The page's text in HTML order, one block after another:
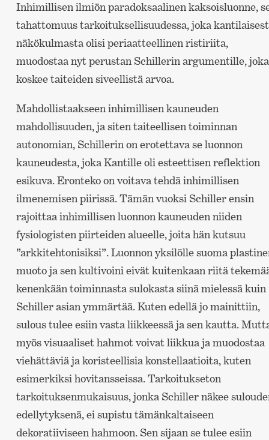
Inhimillisen ilmiön paradoksaalinen kaksoisluonne,
tahattomuus tarkoituksellisuudessa, joka
näkökulmasta olisi periaatteellinen ristiriita,
muodostaa nyt perustan Schillerin argumentille, joka
koskee taiteiden siveellistä arvoa.
Mahdollistaakseen inhimillisen kauneuden
mahdollisuuden, ja siten taiteellisen toiminnan
autonomian, Schillerin on erotettava se luonnon
kauneudesta, joka Kantille oli esteettisen reflektion
esikuva. Eronteko on voitava tehdä inhimillisen
ilmenemisen piirissä. Tämän vuoksi Schiller ensin
rajoittaa inhimillisen luonnon kauneuden niiden
fysiologisten piirteiden alueelle, joita hän kutsuu
”arkkitehtonisiksi”. Luonnon yksilölle suoma
muoto ja sen kultivoini eivät kuitenkaan riitä
kenenkään toiminnasta sulokasta siinä mielessä kuin
Schiller asian ymmärtää. Kuten edellä jo mainittiin,
sulous tulee esiin vasta liikkeessä ja sen kautta.
myös visuaaliset hahmot voivat liikkua ja muodostaa
viehättäviä ja koristeellisia konstellaatioita, kuten
esimerkiksi hovitansseissa. Tarkoitukseton
tarkoituksenmukaisuus, jonka Schiller näkee
edellytyksenä, ei supistu tämänkaltaiseen
dekoratiiviseen hahmoon. Sen sijaan se tulee esiin